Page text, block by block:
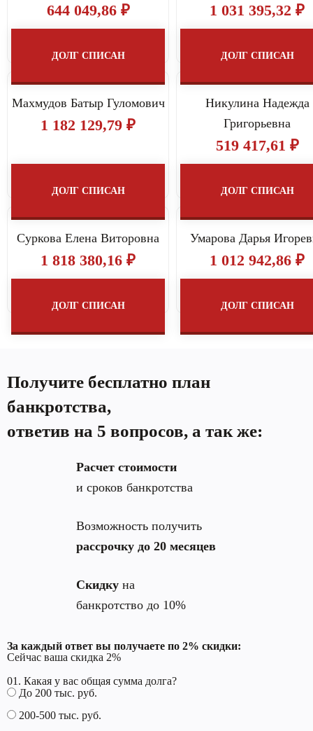
644 049,86 ₽
ДОЛГ СПИСАН
1 031 395,32 ₽
ДОЛГ СПИСАН
Махмудов Батыр Гуломович
1 182 129,79 ₽
ДОЛГ СПИСАН
Никулина Надежда
Григорьевна
519 417,61 ₽
ДОЛГ СПИСАН
Суркова Елена Виторовна
1 818 380,16 ₽
ДОЛГ СПИСАН
Умарова Дарья
1 012 942,86 ₽
ДОЛГ СПИСАН
Получите бесплатно план
банкротства,
ответив на 5 вопросов, а так же:
Расчет стоимости
и сроков банкротства
Возможность получить
рассрочку до 20 месяцев
Скидку на
банкротство до 10%
За каждый ответ вы получаете по 2% скидки:
Сейчас ваша скидка 2%
01. Какая у вас общая сумма долга?
До 200 тыс. руб.
200-500 тыс. руб.